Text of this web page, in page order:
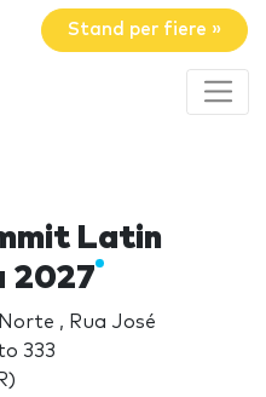
Stand per fiere »
Latin
2027
, Rua José
333